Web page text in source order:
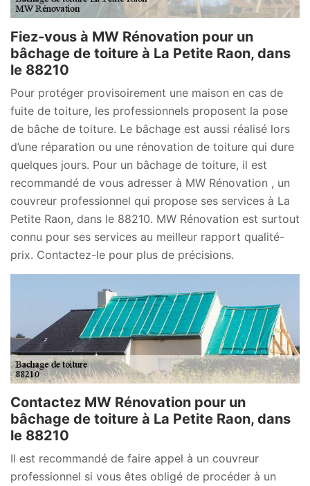
Fiez-vous à MW Rénovation pour un
bâchage de toiture à La Petite Raon, dans
le 88210
Pour protéger provisoirement une maison en cas de
fuite de toiture, les professionnels proposent la pose
de bâche de toiture. Le bâchage est aussi réalisé lors
d’une réparation ou une rénovation de toiture qui dure
quelques jours. Pour un bâchage de toiture, il est
recommandé de vous adresser à MW Rénovation , un
couvreur professionnel qui propose ses services à La
Petite Raon, dans le 88210. MW Rénovation est surtout
connu pour ses services au meilleur rapport qualité-
prix. Contactez-le pour plus de précisions.
Contactez MW Rénovation pour un
bâchage de toiture à La Petite Raon, dans
le 88210
Il est recommandé de faire appel à un couvreur
professionnel si vous êtes obligé de procéder à un